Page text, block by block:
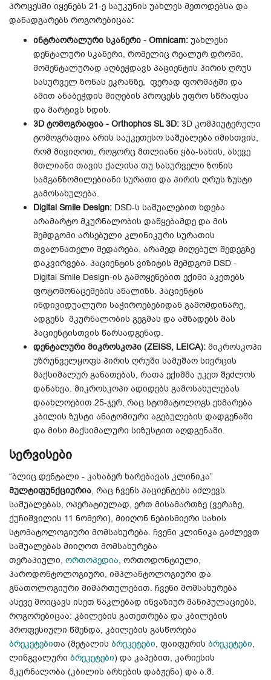
პროცესში იყენებს 21-ე საუკუნის უახლეს მეთოდებსა და
დანადგარებს როგორებიცაა:
ინტრაორალური სკანერი - Omnicam: უახლესი
დენტალური სკანერი, რომელიც რეალურ დროში,
მომენტალურად აღბეჭდავს პაციენტის პირის ღრუს
სასურველ ზონას ეკრანზე, ფერად ფორმატში და
ამით ანაბეჭდის მიღების პროცესს უფრო სწრაფსა
და მარტივს ხდის.
3D ტომოგრაფია - Orthophos SL 3D: 3D კომპიუტერული
ტომოგრაფია არის საუკეთესო საშუალება იმისთვის,
რომ მივიღოთ, როგორც მთლიანი ყბა-სახის, ასევე
მთლიანი თავის ქალისა თუ სასურველი ზონის
სამგანზომილებიანი სურათი და პირის ღრუს ზუსტი
გამოსახულება.
Digital Smile Design: DSD-ს საშუალებით ხდება
არამარტო მკურნალობის დაწყებამდე და მის
შემდგომი არსებული კლინიკური სურათის
თვალნათელი შედარება, არამედ მიღებულ შედეგზე
დაკვირვება. პაციენტის ვიზიტის შემდგომ DSD -
Digital Smile Design-ის გამოყენებით ექიმი აკეთებს
ფოტომონაცემების ანალიზს. პაციენტის
ინდივიდუალური საჭიროებებიდან გამომდინარე,
ადგენს მკურნალობის გეგმას და ამზადებს მას
პაციენტისთვის წარსადგენად.
დენტალური მიკროსკოპი (ZEISS, LEICA): მიკროსკოპი
უზრუნველყოფს პირის ღრუში სამუშაო სივრცის
მაქსიმალურ განათებას, რათა ექიმმა უკეთ შეძლოს
დანახვა. მიკროსკოპი ადიდებს გამოსახულებას
დაახლოებით 25-ჯერ, რაც სტომატოლოგს ეხმარება
კბილის ზუსტი ანატომიური აგებულების დადგენაში
და მისი მაქსიმალური სიზუსტით აღდგენაში.
სერვისები
“ბლიც დენტალი - კახაბერ ხარებავას კლინიკა”
მულტიფუნქციურია, რაც ჩვენს პაციენტებს აძლევს
საშუალებას, ოპერატიულად, ერთ მისამართზე (ვერაზე,
ქუჩიშვილის 11 ნომერი), მიიღონ ნებისმიერი სახის
სტომატოლოგიური მომსახურება. ჩვენი კლინიკა გაძლევთ
საშუალებას მიიღოთ მომსახურება
თერაპიული, ორთოპედია, ორთოდონტიული,
პაროდონტოლოგიური, იმპლანტოლოგიური და
გნათოლოგიური მიმართულებით. ჩვენი მომსახურება
ასევე მოიცავს ისეთ ნაკლებად ინვაზიურ მანიპულაციებს,
როგორებიცაა: კბილების გათეთრება და კბილების
პროფესიული წმენდა, კბილების გასწორება
ბრეკეტებითა (მეტალის ბრეკეტები, ფაიფურის ბრეკეტები,
ლინგვალური ბრეკეტები) და კაპებით, კარიესის
მკურნალობა (კბილის არხების დაბჟენა) და ა.შ.